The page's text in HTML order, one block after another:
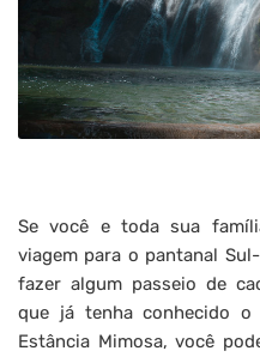
Se você e toda sua
viagem para o pantanal
fazer algum passeio de
que já tenha conhecido o
Estância Mimosa, você